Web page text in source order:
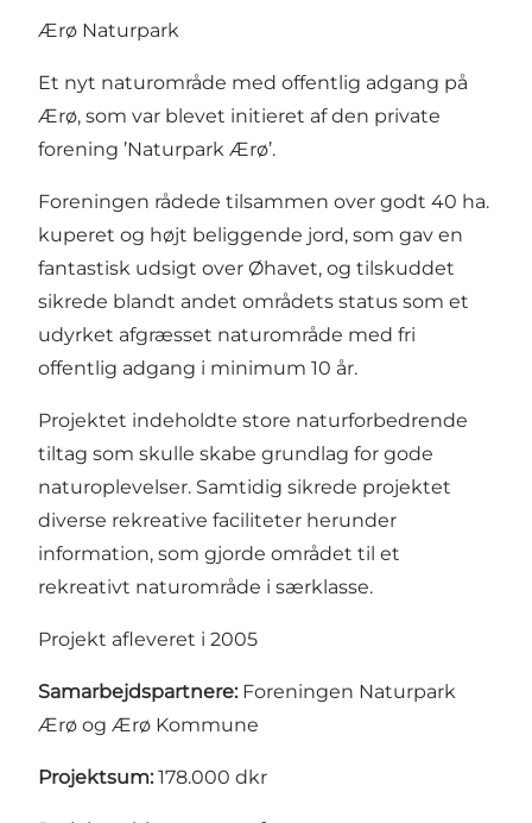
Ærø Naturpark
Et nyt naturområde med offentlig adgang på
Ærø, som var blevet initieret af den private
forening ’Naturpark Ærø’.
Foreningen rådede tilsammen over godt 40 ha.
kuperet og højt beliggende jord, som gav en
fantastisk udsigt over Øhavet, og tilskuddet
sikrede blandt andet områdets status som et
udyrket afgræsset naturområde med fri
offentlig adgang i minimum 10 år.
Projektet indeholdte store naturforbedrende
tiltag som skulle skabe grundlag for gode
naturoplevelser. Samtidig sikrede projektet
diverse rekreative faciliteter herunder
information, som gjorde området til et
rekreativt naturområde i særklasse.
Projekt afleveret i 2005
Samarbejdspartnere: Foreningen Naturpark
Ærø og Ærø Kommune
Projektsum: 178.000 dkr